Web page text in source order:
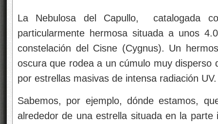
La Nebulosa del Capullo, catalogada
particularmente hermosa situada a unos
constelación del Cisne (Cygnus). Un
oscura que rodea a un cúmulo muy disperso
por estrellas masivas de intensa radiación UV.
Sabemos, por ejemplo, dónde estamos,
alrededor de una estrella situada en la